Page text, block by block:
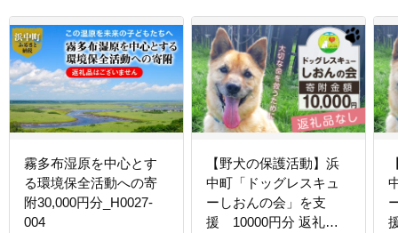
霧多布湿原を中心とす
る環境保全活動への寄
附30,000円分_H0027-
004
【野犬の保護活動】浜
中町「ドッグレスキュ
ーしおんの会」を支
援 10000円分 返礼品